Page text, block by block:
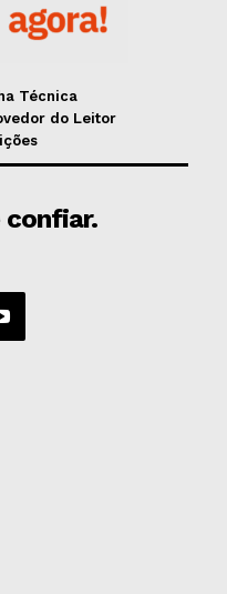
Técnica
do Leitor
confiar.